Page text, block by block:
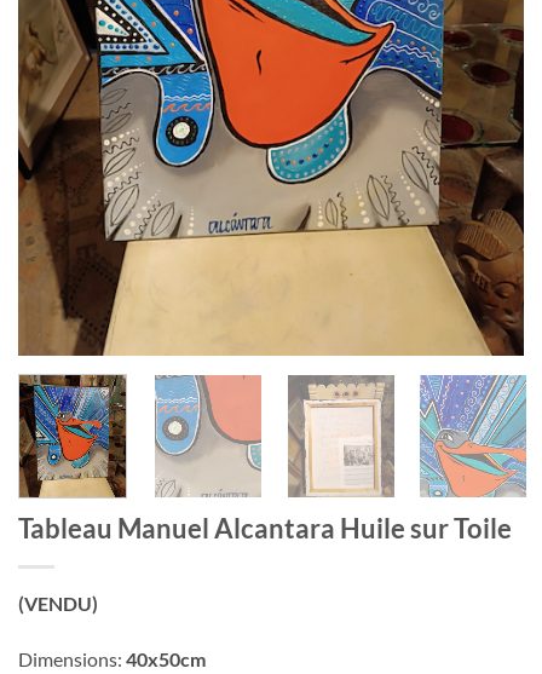
Tableau Manuel Alcantara Huile sur Toile
(VENDU)
Dimensions: 40x50cm